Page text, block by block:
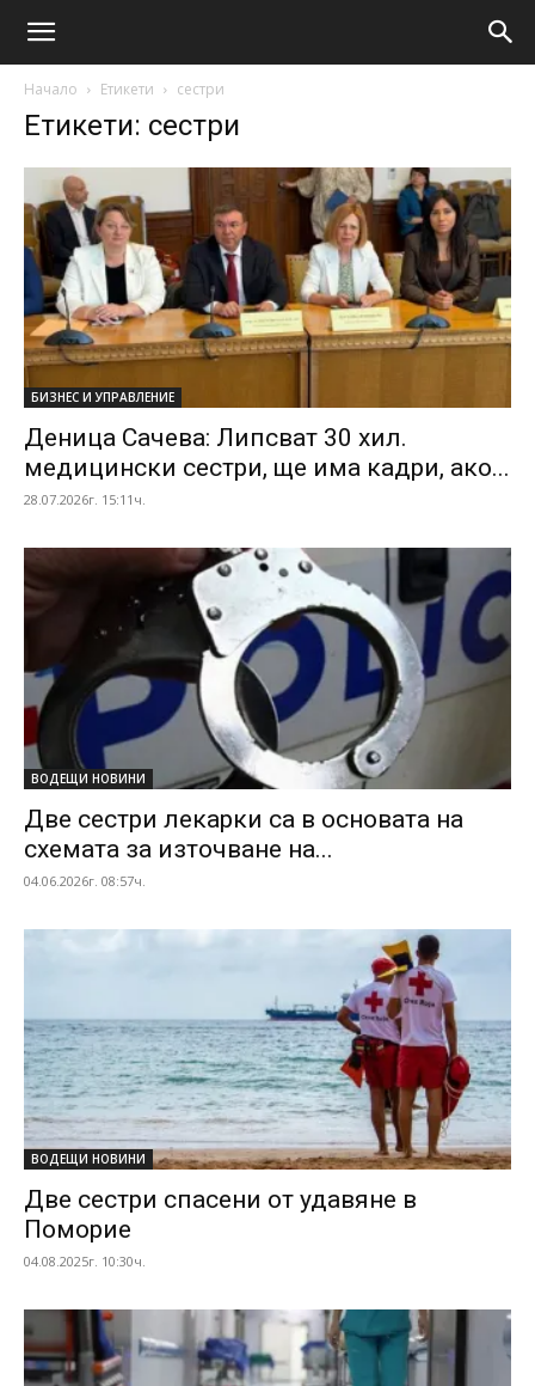
Начало Етикети сестри
Етикети: сестри
БИЗНЕС И УПРАВЛЕНИЕ
Деница Сачева: Липсват 30 хил.
медицински сестри, ще има кадри, ако...
28.07.2026г. 15:11ч.
ВОДЕЩИ НОВИНИ
Две сестри лекарки са в основата на
схемата за източване на...
04.06.2026г. 08:57ч.
ВОДЕЩИ НОВИНИ
Две сестри спасени от удавяне в
Поморие
04.08.2025г. 10:30ч.